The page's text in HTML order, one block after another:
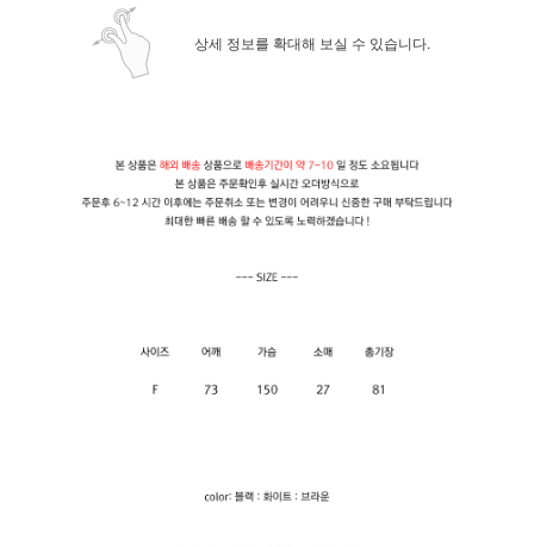
상세 정보를 확대해 보실 수 있습니다.